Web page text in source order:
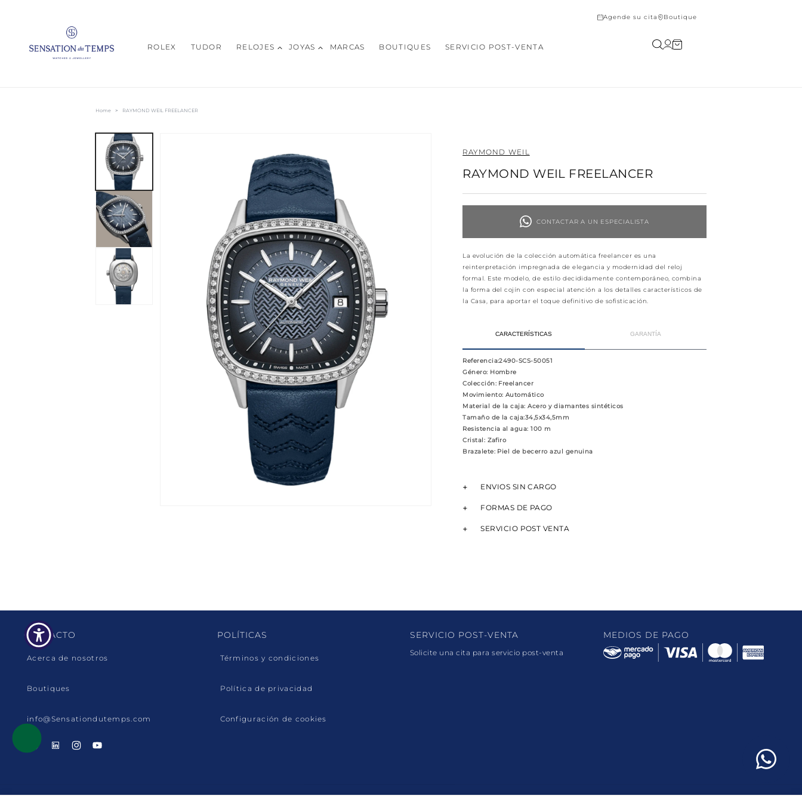
ROLEX TUDOR RELOJES JOYAS MARCAS BOUTIQUES SERVICIO POST-VENTA
Agende su cita Boutique
sesión
Carrito
Home > RAYMOND WEIL FREELANCER
RAYMOND WEIL
RAYMOND WEIL FREELANCER
CONTACTAR A UN ESPECIALISTA
La evolución de la colección automática freelancer es una
reinterpretación impregnada de elegancia y modernidad del reloj
formal. Este modelo, de estilo decididamente contemporáneo, combina
la forma del cojín con especial atención a los detalles característicos de
la Casa, para aportar el toque definitivo de sofisticación.
CARACTERÍSTICAS GARANTÍA
Referencia:2490-SCS-50051
Género: Hombre
Colección: Freelancer
Movimiento: Automático
Material de la caja: Acero y diamantes sintéticos
Tamaño de la caja:34,5x34,5mm
Resistencia al agua: 100 m
Cristal: Zafiro
Brazalete: Piel de becerro azul genuina
ENVIOS SIN CARGO
FORMAS DE PAGO
SERVICIO POST VENTA
CONTACTO
Acerca de nosotros
Boutiques
info@Sensationdutemps.com
FacebookLinkedinInstagramYouTube
POLÍTICAS
Términos y condiciones
Política de privacidad
Configuración de cookies
SERVICIO POST-VENTA
Solicite una cita para servicio post-venta
MEDIOS DE PAGO